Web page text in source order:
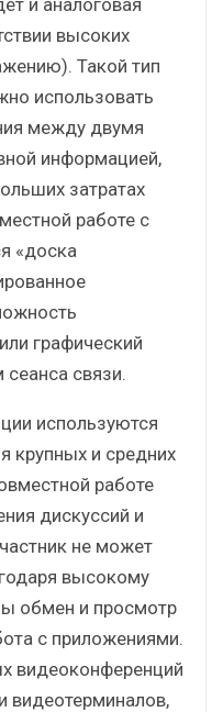
высоких
Такой тип
использовать
между двумя
информацией,
затратах
работе с
«доска
графический
связи.
используются
крупных и средних
работе
дискуссий и
не может
высокому
обмен и просмотр
с приложениями.
видеоконференций
видеотерминалов,